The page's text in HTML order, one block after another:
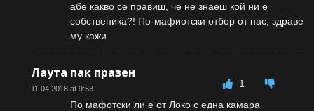
абе какво се правиш, че не знаеш кой ни е
собственика?! По-мафиотски отбор от нас, здраве
му кажи
Лаута пак празен
11.04.2018 at 9:53
1
По мафотски ли е от Локо с една камара